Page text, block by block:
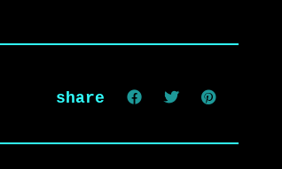
share